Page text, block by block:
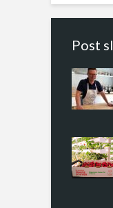
Post